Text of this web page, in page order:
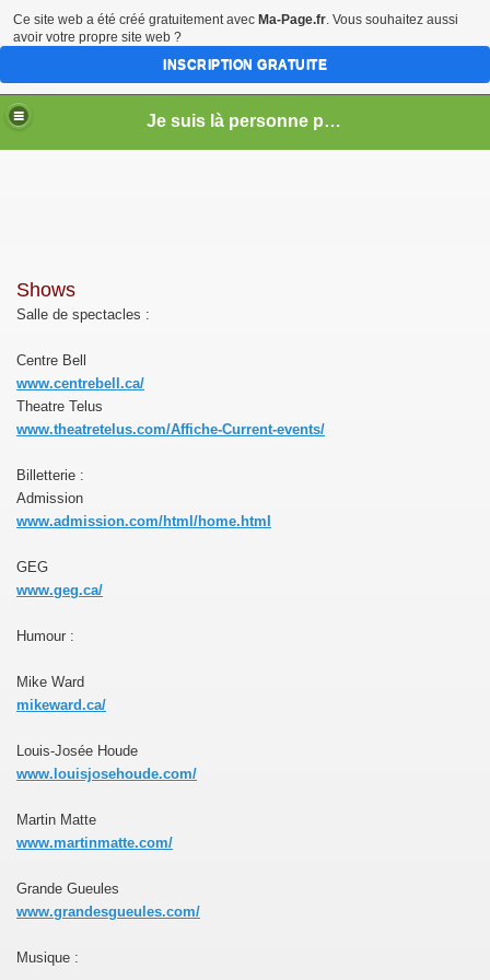
Je suis là personne pour la vente (vente - achat - échange) - Service de Tonte de Pelouse - Déneigement (Longueuil)
Shows
Salle de spectacles :
Centre Bell
www.centrebell.ca/
Theatre Telus
www.theatretelus.com/Affiche-Current-events/
Billetterie :
Admission
www.admission.com/html/home.htmI
GEG
www.geg.ca/
Humour :
Mike Ward
mikeward.ca/
Louis-Josée Houde
www.louisjosehoude.com/
Martin Matte
www.martinmatte.com/
Grande Gueules
www.grandesgueules.com/
Musique :
Ce site web a été créé gratuitement avec Ma-Page.fr. Vous souhaitez aussi
avoir votre propre site web ?
INSCRIPTION GRATUITE